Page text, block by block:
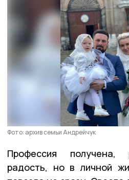
Фото: архив семьи Андрейчук
Профессия получена,
радость, но в личной